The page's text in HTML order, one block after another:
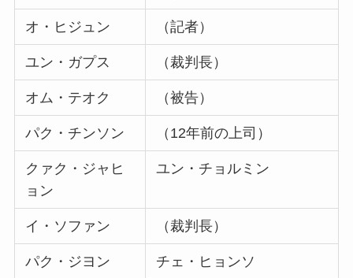
オ・ヒジュン （記者）
ユン・ガプス （裁判長）
オム・テオク （被告）
パク・チンソン （12年前の上司）
クァク・ジャヒ
ョン
ユン・チョルミン
イ・ソファン （裁判長）
パク・ジヨン チェ・ヒョンソ